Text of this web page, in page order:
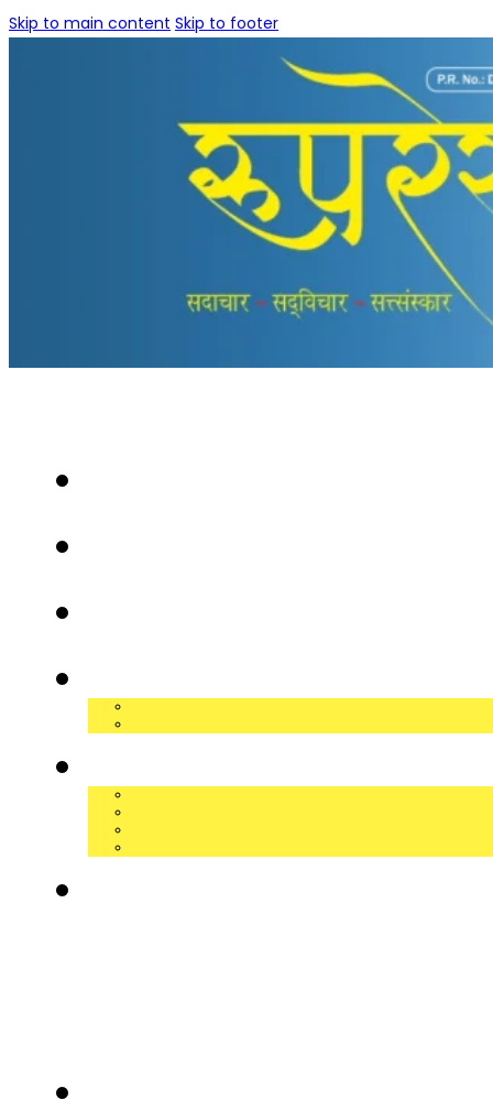
Skip to main content Skip to footer